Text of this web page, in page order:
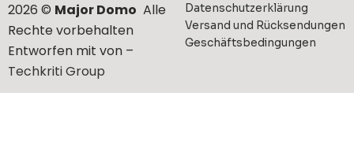
2026 © Major Domo Alle
Rechte vorbehalten
Entworfen mit von –
Techkriti Group
Datenschutzerklärung
Versand und Rücksendungen
Geschäftsbedingungen